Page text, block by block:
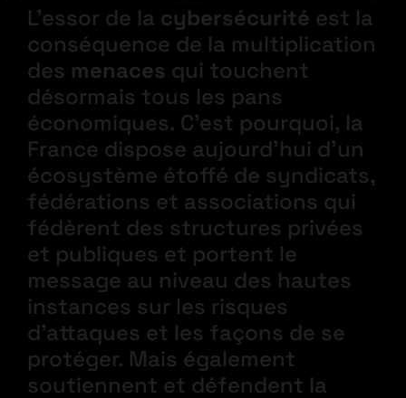
L’essor de la cybersécurité est la
conséquence de la multiplication
des menaces qui touchent
désormais tous les pans
économiques. C’est pourquoi, la
France dispose aujourd’hui d’un
écosystème étoffé de syndicats,
fédérations et associations qui
fédèrent des structures privées
et publiques et portent le
message au niveau des hautes
instances sur les risques
d’attaques et les façons de se
protéger. Mais également
soutiennent et défendent la